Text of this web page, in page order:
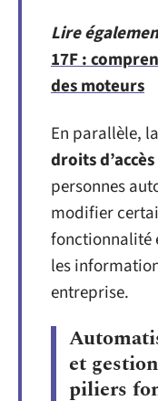
Lire
17F :
des moteurs
En parallèle, la
droits d’accès
personnes
modifier
fonctionnalité
les
entreprise.
et
piliers